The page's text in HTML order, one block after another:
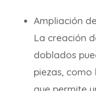
Ampliación
La creación
doblados
piezas,